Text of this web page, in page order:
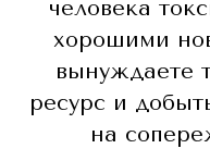
человека
хорошими
вынуждаете
ресурс и
на